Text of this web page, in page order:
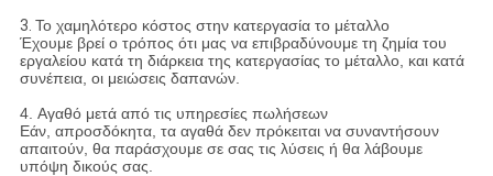
3. Το χαμηλότερο κόστος στην κατεργασία το μέταλλο
Έχουμε βρεί ο τρόπος ότι μας να επιβραδύνουμε τη ζημία του
εργαλείου κατά τη διάρκεια της κατεργασίας το μέταλλο, και κατά
συνέπεια, οι μειώσεις δαπανών.
4. Αγαθό μετά από τις υπηρεσίες πωλήσεων
Εάν, απροσδόκητα, τα αγαθά δεν πρόκειται να συναντήσουν
απαιτούν, θα παράσχουμε σε σας τις λύσεις ή θα λάβουμε
υπόψη δικούς σας.